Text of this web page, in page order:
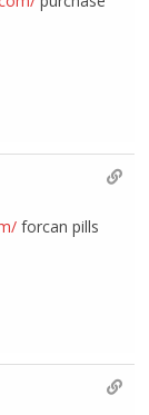
forcan pills